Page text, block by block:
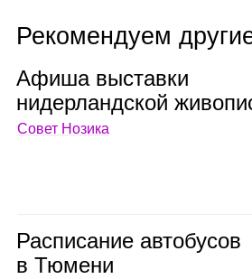
Рекомендуем
Афиша выставки
нидер­ланд­ской
Совет Нозика
Рас­пи­са­ние авто­бу­сов
в Тюмени